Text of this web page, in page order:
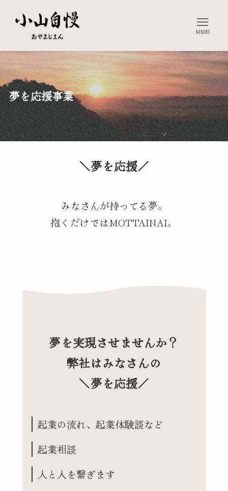
MENU
夢を応援事業
＼夢を応援／
みなさんが持ってる夢。
抱くだけではMOTTAINAI。
夢を実現させませんか？
弊社はみなさんの
＼夢を応援／
起業の流れ、起業体験談など
起業相談
人と人を繋ぎます